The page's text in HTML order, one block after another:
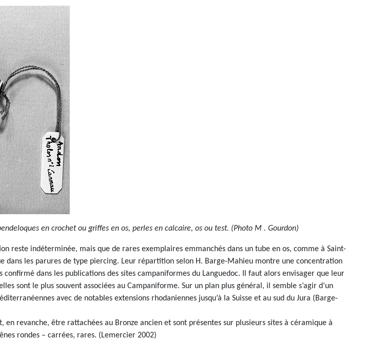
en crochet ou griffes en os, perles en calcaire, os ou test. (Photo M . Gourdon)
reste indéterminée, mais que de rares exemplaires emmanchés dans un tube en os, comme à Saint-
les parures de type piercing. Leur répartition selon H. Barge-Mahieu montre une concentration
dans les publications des sites campaniformes du Languedoc. Il faut alors envisager que leur
sont le plus souvent associées au Campaniforme. Sur un plan plus général, il semble s’agir d’un
avec de notables extensions rhodaniennes jusqu’à la Suisse et au sud du Jura (Barge-
en revanche, être rattachées au Bronze ancien et sont présentes sur plusieurs sites à céramique à
rondes – carrées, rares. (Lemercier 2002)